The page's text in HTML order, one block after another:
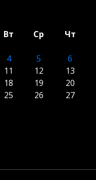
Вт Ср Чт
4 5 6
11 12 13
18 19 20
25 26 27